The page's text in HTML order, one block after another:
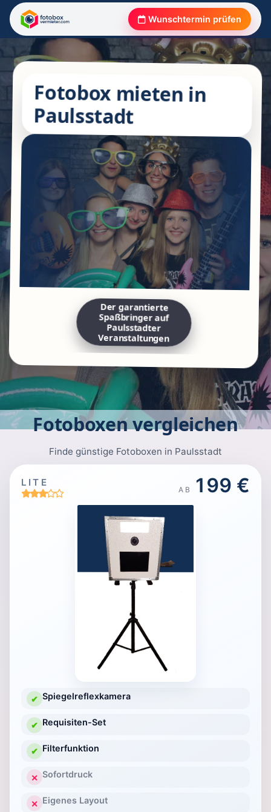
Wunschtermin prüfen
Fotobox mieten in
Paulsstadt
Der garantierte
Spaßbringer auf
Paulsstadter
Veranstaltungen
Fotoboxen vergleichen
Finde günstige Fotoboxen in Paulsstadt
LITE
AB 199 €
✔ Spiegelreflexkamera
✔ Requisiten-Set
✔ Filterfunktion
✕ Sofortdruck
✕ Eigenes Layout